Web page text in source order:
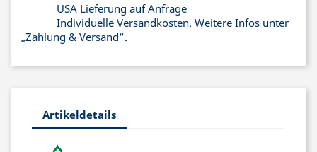
USA Lieferung auf Anfrage
Individuelle Versandkosten. Weitere Infos unter
„Zahlung & Versand“.
Artikeldetails